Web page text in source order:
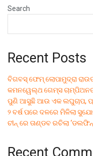
Search
Recent Posts
ବିଗବସ୍ ଫେମ୍ ଲୋପାମୁଦ୍ରା
କମନୱେଲ୍ଥ ଗେମ୍ସ
ପୁଣି ଆସୁଛି ଆଉ ଏକ ଲଘୁଚାପ,
୨ ବର୍ଷ ପରେ ଦଳରେ ମିଳିଲା
ଚୀନ୍ ରେ ତାଣ୍ଡବ ରଚିଲା
Recent